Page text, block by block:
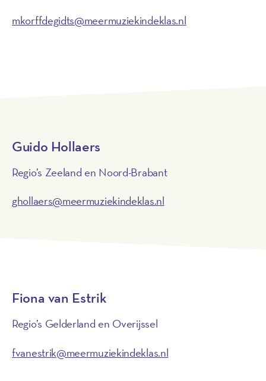
mkorffdegidts@meermuziekindeklas.nl
Guido Hollaers
Regio’s Zeeland en Noord-Brabant
ghollaers@meermuziekindeklas.nl
Fiona van Estrik
Regio’s Gelderland en Overijssel
fvanestrik@meermuziekindeklas.nl